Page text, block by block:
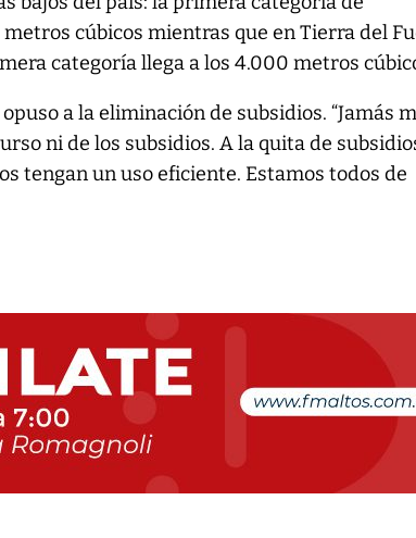
cúbicos mientras que en Tierra del
categoría llega a los 4.000 metros
a la eliminación de subsidios. “Jamás
ni de los subsidios. A la quita de
tengan un uso eficiente. Estamos todos de